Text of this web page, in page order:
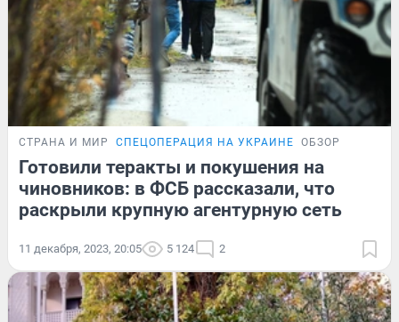
СТРАНА И МИР СПЕЦОПЕРАЦИЯ НА УКРАИНЕ ОБЗОР
Готовили теракты и покушения на
чиновников: в ФСБ рассказали, что
раскрыли крупную агентурную сеть
11 декабря, 2023, 20:05 5 124 2